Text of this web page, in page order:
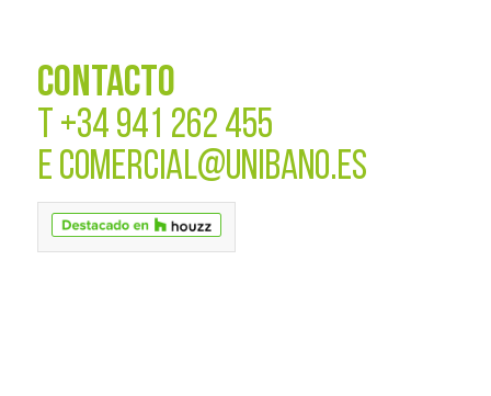
CONTACTO
T +34 941 262 455
E COMERCIAL@UNIBANO.ES